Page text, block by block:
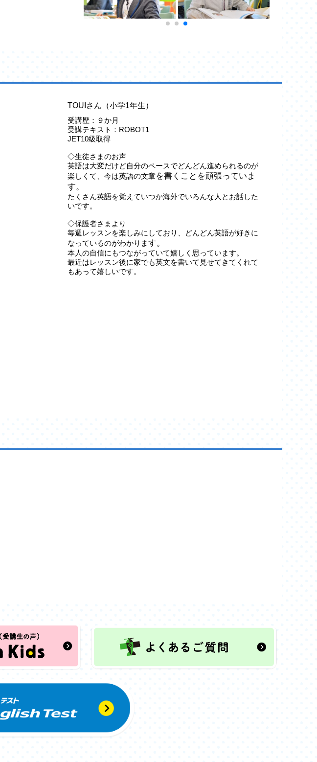
TOUIさん（小学1年生）
受講歴：９か月
受講テキスト：ROBOT1
JET10級取得
◇生徒さまのお声
英語は大変だけど自分のペースでどんどん進められるのが
楽しくて、今は英語の文章を書くことを頑張っていま
す。
たくさん英語を覚えていつか海外でいろんな人とお話した
いです。
◇保護者さまより
毎週レッスンを楽しみにしており、どんどん英語が好きに
なっているのがわかります。
本人の自信にもつながっていて嬉しく思っています。
最近はレッスン後に家でも英文を書いて見せてきてくれて
もあって嬉しいです。